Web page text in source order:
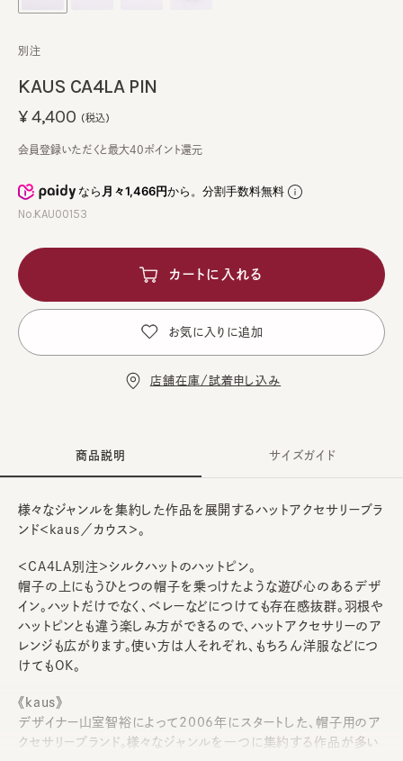
KAUS CA4LA PIN
別注
なら月々1,466円から。分割手数料無料
No.KAU00153
¥4,400 (税込)
会員登録いただくと最大40ポイント還元
カートに入れる
お気に入りに追加
店舗在庫/試着申し込み
商品説明
様々なジャンルを集約した作品を展開するハットアクセサリーブラ
ンド＜kaus／カウス＞。
＜CA4LA別注＞シルクハットのハットピン。
帽子の上にもうひとつの帽子を乗っけたような遊び心のあるデザ
イン。ハットだけでなく、ベレーなどにつけても存在感抜群。羽根や
ハットピンとも違う楽しみ方ができるので、ハットアクセサリーのア
レンジも広がります。使い方は人それぞれ、もちろん洋服などにつ
けてもOK。
《kaus》
デザイナー山室智裕によって2006年にスタートした、帽子用のア
クセサリーブランド。様々なジャンルを一つに集約する作品が多い
サイズガイド